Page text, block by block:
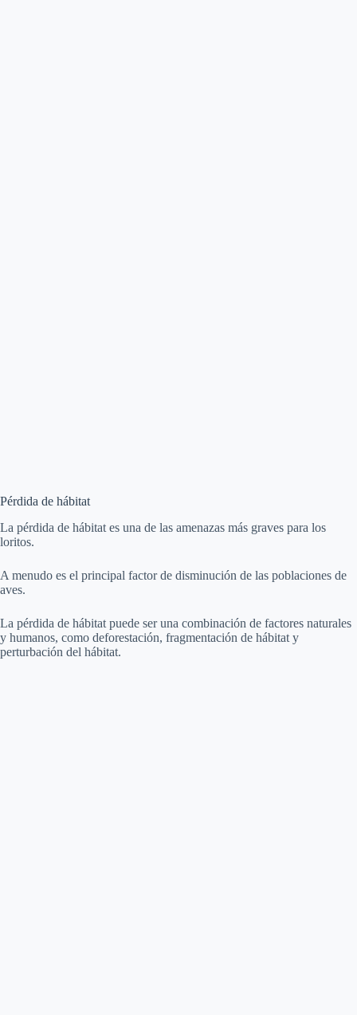
Pérdida de hábitat
La pérdida de hábitat es una de las amenazas más graves para los
loritos.
A menudo es el principal factor de disminución de las poblaciones de
aves.
La pérdida de hábitat puede ser una combinación de factores naturales
y humanos, como deforestación, fragmentación de hábitat y
perturbación del hábitat.